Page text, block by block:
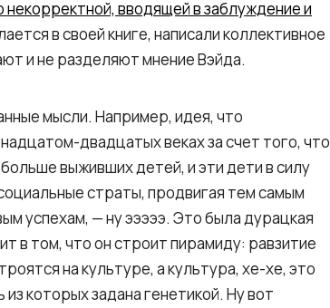
вводящей в заблуждение и
в своей книге, написали коллективное
и не разделяют мнение Вэйда.
мысли. Например, идея, что
двадцатых веках за счет того, что
выживших детей, и эти дети в силу
страты, продвигая тем самым
успехам, — ну эээээ. Это была дурацкая
в том, что он строит пирамиду: равзитие
на культуре, а культура, хе-хе, это
которых задана генетикой. Ну вот